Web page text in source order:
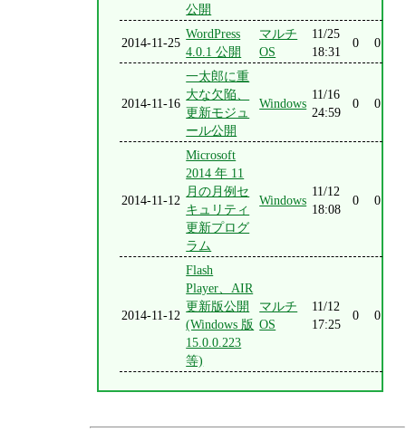
公開
2014-11-25
WordPress
4.0.1 公開
マルチ
OS
11/25
18:31
0 0
2014-11-16
一太郎に重
大な欠陥、
更新モジュ
ール公開
Windows
11/16
24:59
0 0
2014-11-12
Microsoft
2014 年 11
月の月例セ
キュリティ
更新プログ
ラム
Windows
11/12
18:08
0 0
2014-11-12
Flash
Player、AIR
更新版公開
(Windows 版
15.0.0.223
等)
マルチ
OS
11/12
17:25
0 0